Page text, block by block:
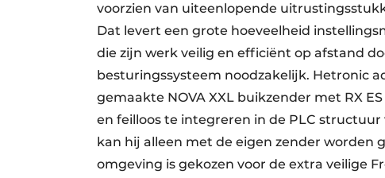
voorzien van uiteenlopende
Dat levert een grote hoeveelheid
die zijn werk veilig en efficiënt op afstand
besturingssysteem noodzakelijk. Hetronic
gemaakte NOVA XXL buikzender met RX
en feilloos te integreren in de PLC
kan hij alleen met de eigen zender worden
omgeving is gekozen voor de extra veilige